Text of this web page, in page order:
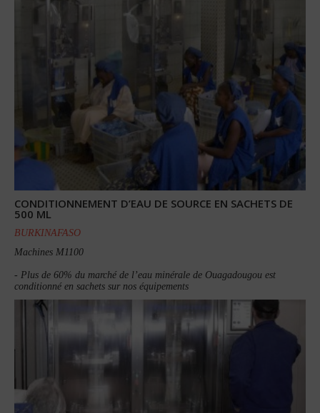
CONDITIONNEMENT D’EAU DE SOURCE EN SACHETS DE
500 ML
BURKINAFASO
Machines M1100
- Plus de 60% du marché de l’eau minérale de Ouagadougou est
conditionné en sachets sur nos équipements